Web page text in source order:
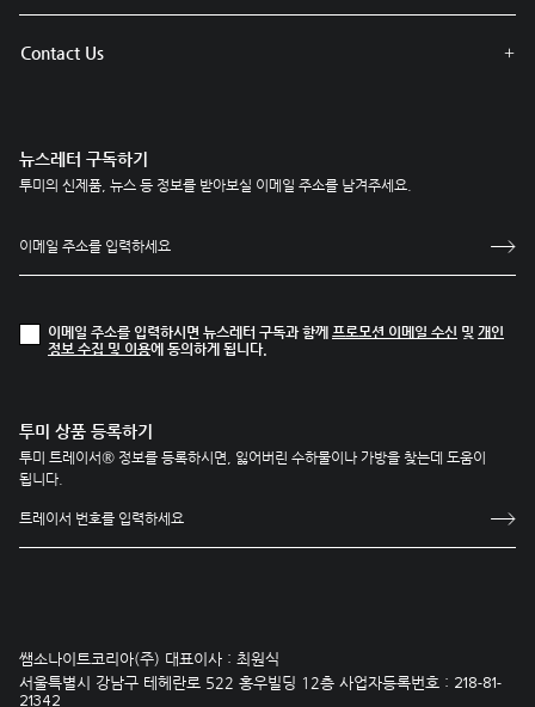
Contact Us
뉴스레터 구독하기
투미의 신제품, 뉴스 등 정보를 받아보실 이메일 주소를 남겨주세요.
이메일 주소를 입력하시면 뉴스레터 구독과 함께 프로모션 이메일 수신 및 개인
정보 수집 및 이용에 동의하게 됩니다.
투미 상품 등록하기
투미 트레이서® 정보를 등록하시면, 잃어버린 수하물이나 가방을 찾는데 도움이
됩니다.
쌤소나이트코리아(주) 대표이사 : 최원식
서울특별시 강남구 테헤란로 522 홍우빌딩 12층 사업자등록번호 : 218-81-
21342